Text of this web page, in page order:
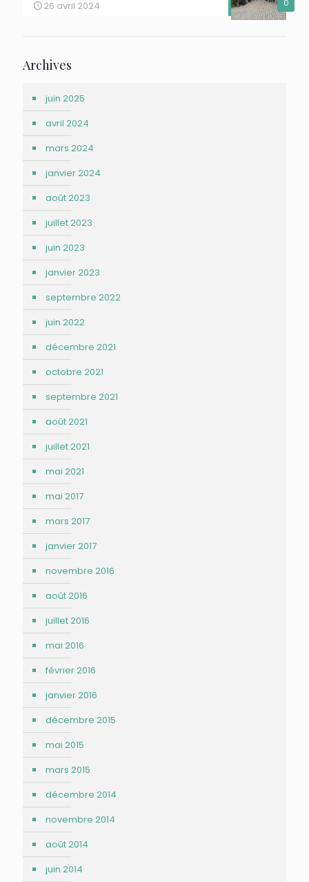
0
26 avril 2024
Archives
juin 2025
avril 2024
mars 2024
janvier 2024
août 2023
juillet 2023
juin 2023
janvier 2023
septembre 2022
juin 2022
décembre 2021
octobre 2021
septembre 2021
août 2021
juillet 2021
mai 2021
mai 2017
mars 2017
janvier 2017
novembre 2016
août 2016
juillet 2016
mai 2016
février 2016
janvier 2016
décembre 2015
mai 2015
mars 2015
décembre 2014
novembre 2014
août 2014
juin 2014